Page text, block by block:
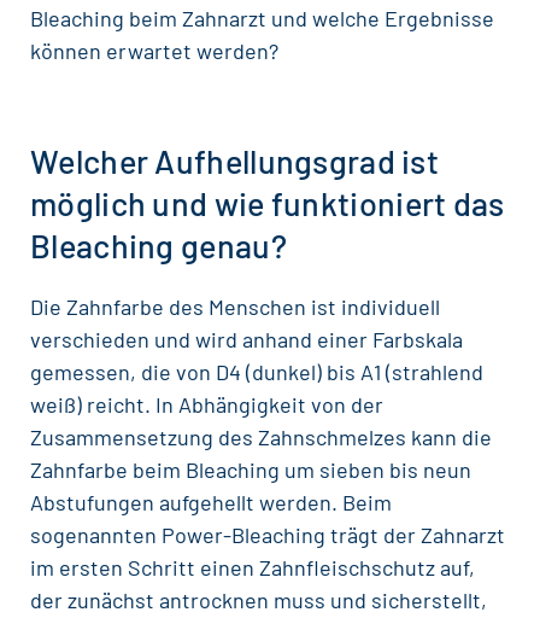
Bleaching beim Zahnarzt und welche Ergebnisse
können erwartet werden?
Welcher Aufhellungsgrad ist
möglich und wie funktioniert das
Bleaching genau?
Die Zahnfarbe des Menschen ist individuell
verschieden und wird anhand einer Farbskala
gemessen, die von D4 (dunkel) bis A1 (strahlend
weiß) reicht. In Abhängigkeit von der
Zusammensetzung des Zahnschmelzes kann die
Zahnfarbe beim Bleaching um sieben bis neun
Abstufungen aufgehellt werden. Beim
sogenannten Power-Bleaching trägt derZahnarzt
im ersten Schritt einen Zahnfleischschutz auf,
der zunächst antrocknen muss und sicherstellt,